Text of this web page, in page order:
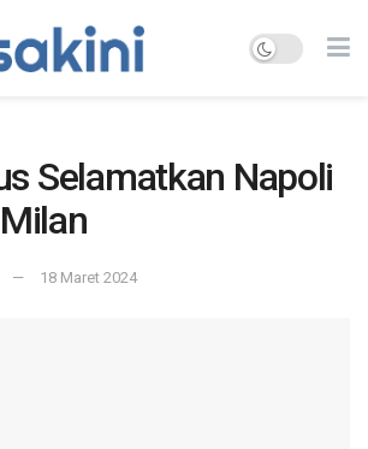
Selamatkan Napoli
18 Maret 2024